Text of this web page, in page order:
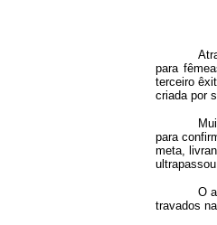
para
terceiro
criada por
para
meta,
O
travados